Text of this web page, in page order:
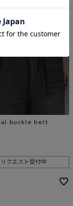
buckle belt
リクエスト受付中